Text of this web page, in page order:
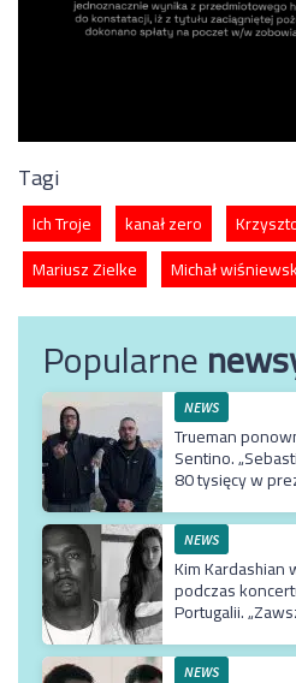
Tagi
Ich Troje kanał zero
Mariusz Zielke
Michał
Popularne
NEWS
Trueman
Sentino.
80 tysięcy w
NEWS
Kim Kardashian
podczas
Portugalii.
NEWS